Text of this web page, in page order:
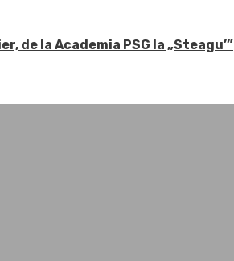
de la Academia PSG la „Steagu’”